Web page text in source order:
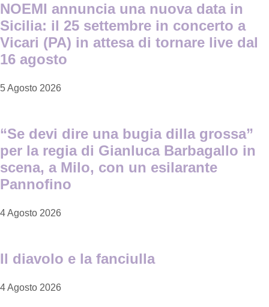
NOEMI annuncia una nuova data in
Sicilia: il 25 settembre in concerto a
Vicari (PA) in attesa di tornare live dal
16 agosto
5 Agosto 2026
“Se devi dire una bugia dilla grossa”
per la regia di Gianluca Barbagallo in
scena, a Milo, con un esilarante
Pannofino
4 Agosto 2026
Il diavolo e la fanciulla
4 Agosto 2026